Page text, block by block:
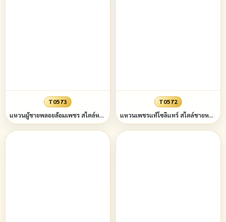
T0573
แหวนผู้ชายพลอยล้อมเพชร สไตล์หรู แบบฝังหุ้ม (ขอบทรง4เหลี่ยมบนล่างมล) ข้างลายเส้นขัดมัน
T0572
แหวนเพชรแท้โซลิแทร์ สไตล์ชายหรูหรูหรา ขวัญวันวาเลนไทน์ เครื่องประดับ แหวนแต่งงาน งานเลี้ยง